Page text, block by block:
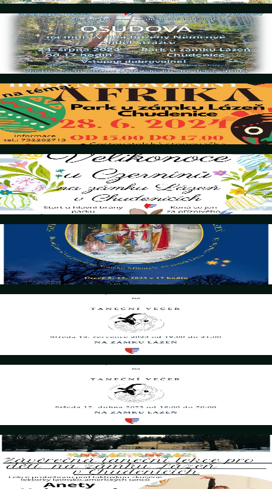
24. August 2024
divadelní pohádka - OSUDOVÁ
Details
28. Juni 2024
HURÁ NA PRÁZDNINY: AFRIKA
Details
31. März 2024
Velikonoce u Czerninů
Details
5. Dezember 2023
Svatý Mikuláš u Czerninů na zámku Lázeň
Details
17. Dezember 2022
Závěrečná țaneční lekce pro děti